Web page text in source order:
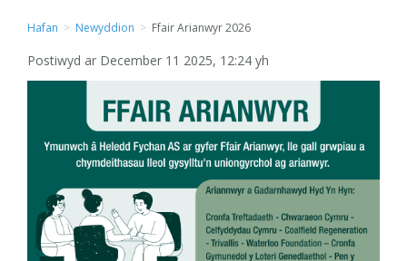
Hafan > Newyddion > Ffair Arianwyr 2026
Postiwyd ar December 11 2025, 12:24 yh